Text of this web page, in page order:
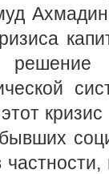
решение